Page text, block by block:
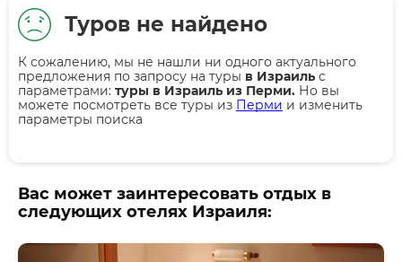
Туров не найдено
К сожалению, мы не нашли ни одного актуального
предложения по запросу на туры в Израиль с
параметрами: туры в Израиль из Перми. Но вы
можете посмотреть все туры из Перми и изменить
параметры поиска
Вас может заинтересовать отдых в
следующих отелях Израиля: